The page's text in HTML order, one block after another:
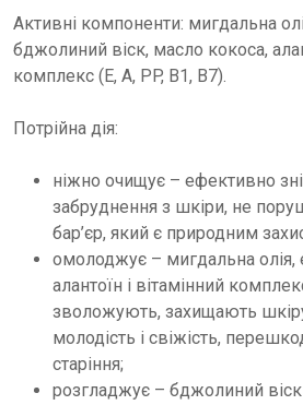
Активні компоненти: мигдальна
бджолиний віск, масло кокоса,
комплекс (E, A, PP, B1, B7).
Потрійна дія:
ніжно очищує – ефективно
забруднення з шкіри, не
бар’єр, який є природним
омолоджує – мигдальна олія,
алантоїн і вітамінний
зволожують, захищають
молодість і свіжість,
старіння;
розгладжує – бджолиний